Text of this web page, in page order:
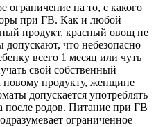
ограничение на то, с какого
при ГВ. Как и любой
продукт, красный овощ не
допускают, что небезопасно
всего 1 месяц или чуть
свой собственный
продукту, женщине
допускается употреблять
после родов. Питание при ГВ
ограниченное